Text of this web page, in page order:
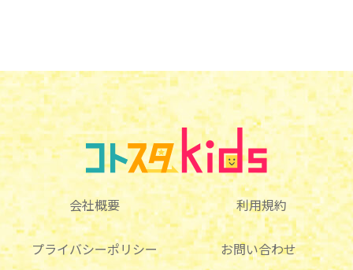
会社概要 利用規約
プライバシーポリシー お問い合わせ